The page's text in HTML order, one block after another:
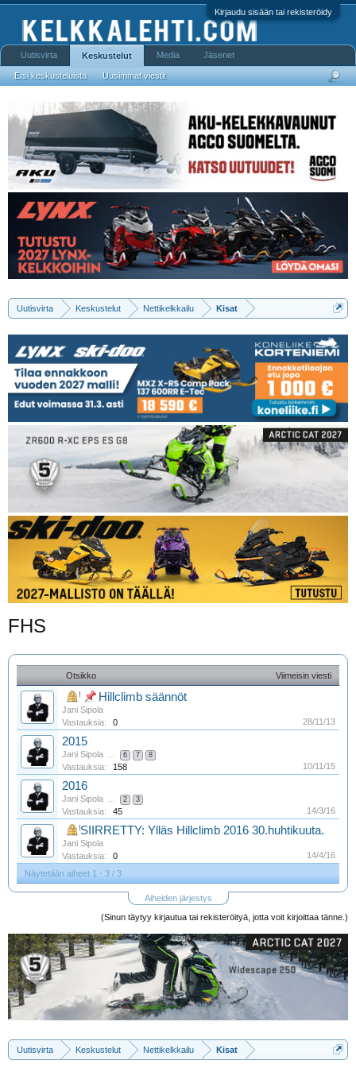
Kirjaudu sisään tai rekisteröidy
Uutisvirta Keskustelut Nettikelkkailu Kisat
FHS
Otsikko Viimeisin viesti
Hillclimb säännöt
Jani Sipola
Vastauksia:
0 28/11/13
2015
Jani Sipola 6 7 8
Vastauksia: 158 10/11/15
2016
Jani Sipola 2 3
Vastauksia: 45 14/3/16
SIIRRETTY: Ylläs Hillclimb 2016 30.huhtikuuta.
Jani Sipola
Vastauksia:
0
14/4/16
Näytetään aiheet 1 - 3 / 3
Aiheiden järjestys
(Sinun täytyy kirjautua tai rekisteröityä, jotta voit kirjoittaa tänne.)
Uutisvirta Keskustelut Nettikelkkailu Kisat
Uutisvirta Keskustelut
Etsi keskusteluista Uusimmat viestit
Media Jäsenet